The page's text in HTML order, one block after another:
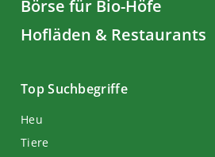
Börse für Bio-Höfe
Hofläden & Restaurants
Top Suchbegriffe
Heu
Tiere